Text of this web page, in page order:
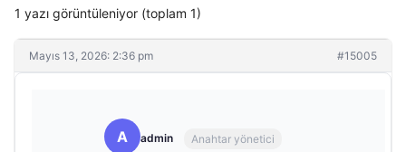
1 yazı görüntüleniyor (toplam 1)
Mayıs 13, 2026: 2:36 pm #15005
A admin Anahtar yönetici